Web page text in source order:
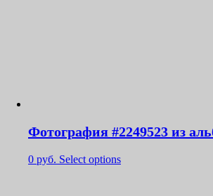
Фотография #2249523 из
0 руб. Select options